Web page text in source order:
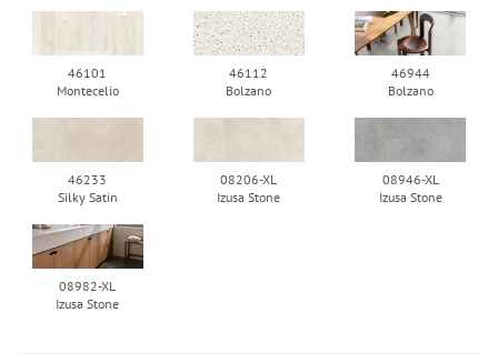
46101
Montecelio
46112
Bolzano
46944
Bolzano
46233
Silky Satin
08206-XL
Izusa Stone
08946-XL
Izusa Stone
08982-XL
Izusa Stone